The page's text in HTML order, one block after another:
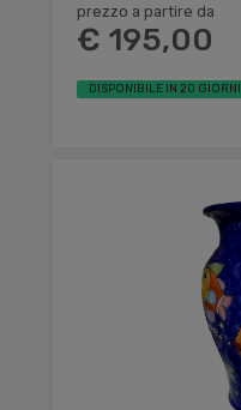
prezzo a partire da
€ 195,00
DISPONIBILE IN 20 GIORNI